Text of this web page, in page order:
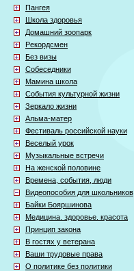
Пангея
Школа здоровья
Домашний зоопарк
Рекордсмен
Без визы
Собеседники
Мамина школа
События культурной жизни
Зеркало жизни
Альма-матер
Фестиваль российской науки
Веселый урок
Музыкальные встречи
На женской половине
Времена, события, люди
Видеопособия для школьников
Байки Бояршинова
Медицина. здоровье. красота
Принцип закона
В гостях у ветерана
Ваши трудовые права
О политике без политики